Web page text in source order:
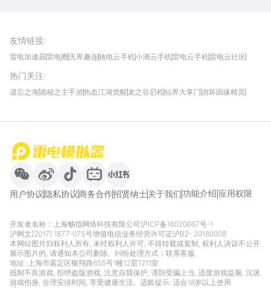
友情链接:
雷电加速器雷电圈无界趣连驰电云手机小滴云手机雷电云手机雷电云社区
我爱vr网华军软件园
热门关注:
遗忘之海诡秘之主手游热血江湖觉醒龙之谷启程仙界大掌门 崩坏因缘精灵
用户协议隐私协议商务合作招贤纳士关于我们功能介绍 应用权限
开发者名称：上海畅指网络科技有限公司沪ICP备16020667号-1
沪网文[2017] 1877-075号增值电信业务经营许可证沪B2- 20180008
本网站图片归权利人所有, 未经权利人许可, 不得转载或复制, 权利人决议不公开
展示图片的, 请通知本公司删除。纠纷处理方式： 联系客服
地址: 上海市嘉定区银翔路655号1幢12层1211室
抵制不良游戏, 拒绝盗版游戏, 注意自我保护, 谨防受骗上当, 适度游戏益脑, 沉迷
游戏伤身, 合理安排时间, 享受健康生活。适龄提示: 适合18岁以上使用
首页
微信
微博 抖音 哔哩哔哩